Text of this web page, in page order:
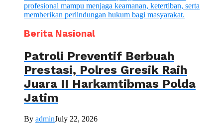
Berita Nasional
Patroli Preventif Berbuah
Prestasi, Polres Gresik Raih
Juara II Harkamtibmas Polda
Jatim
By adminJuly 22, 2026